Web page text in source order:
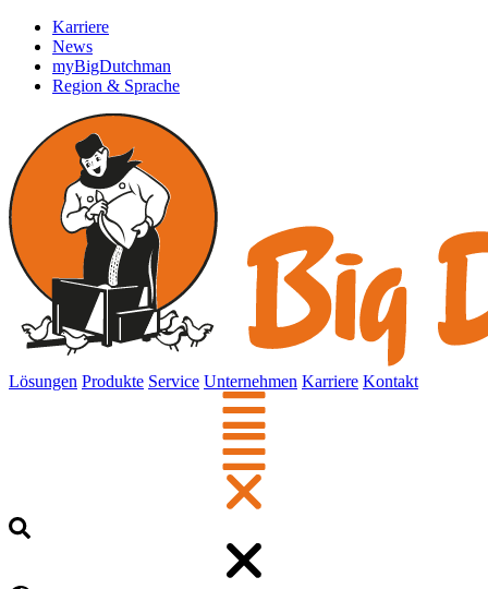
Karriere
News
myBigDutchman
Region & Sprache
Lösungen Produkte Service Unternehmen Karriere Kontakt